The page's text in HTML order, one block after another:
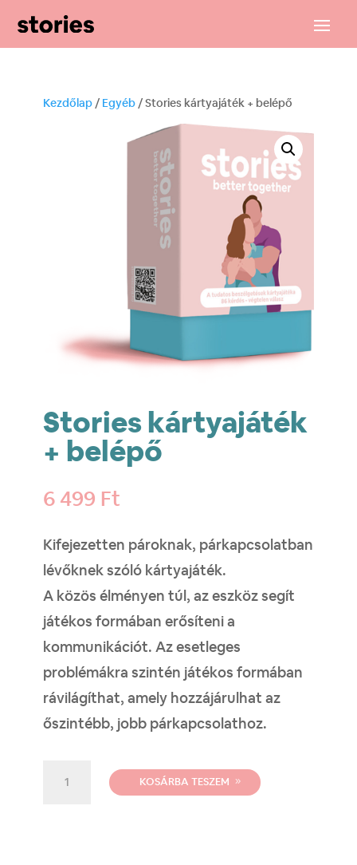
Kezdőlap/ Egyéb/ Stories kártyajáték + belépő
Stories kártyajáték
+ belépő
6 499 Ft
Kifejezetten pároknak, párkapcsolatban
lévőknek szóló kártyajáték.
A közös élményen túl, az eszköz segít
játékos formában erősíteni a
kommunikációt. Az esetleges
problémákra szintén játékos formában
rávilágíthat, amely hozzájárulhat az
őszintébb, jobb párkapcsolathoz.
kártyajáték
KOSÁRBA TESZEM